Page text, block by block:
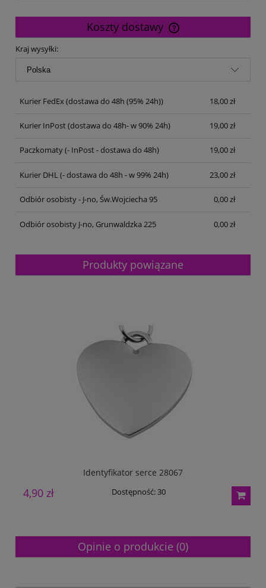
Koszty dostawy
Cena nie zawiera ewentualnych kosztów płatności
Kraj wysyłki:
Kurier FedEx(dostawa do 48h (95% 24h)) 18,00 zł
Kurier InPost(dostawa do 48h- w 90% 24h) 19,00 zł
Paczkomaty(- InPost - dostawa do 48h) 19,00 zł
Kurier DHL(- dostawa do 48h - w 99% 24h) 23,00 zł
Odbiór osobisty - J-no, Św.Wojciecha 95 0,00 zł
Odbiór osobisty J-no, Grunwaldzka 225 0,00 zł
Produkty powiązane
Identyfikator serce 28067
4,90 zł Dostępność: 30
Opinie o produkcie (0)